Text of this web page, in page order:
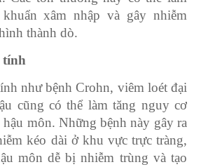
xâm nhập và gây nhiễm
thành dò.
tính
như bệnh Crohn, viêm loét đại
cũng có thể làm tăng nguy cơ
môn. Những bệnh này gây ra
kéo dài ở khu vực trực tràng,
môn dễ bị nhiễm trùng và tạo